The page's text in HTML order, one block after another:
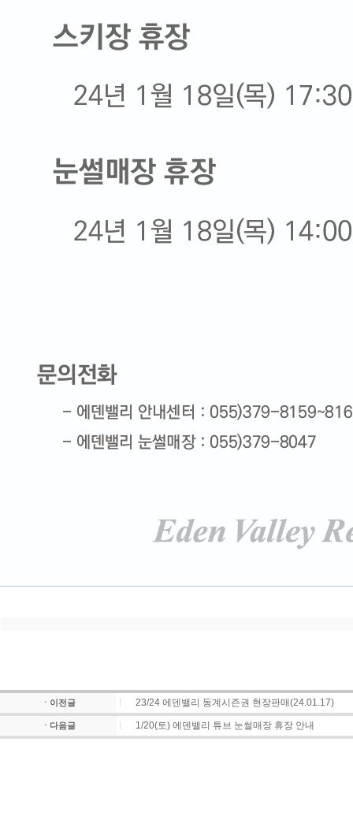
ㆍ이전글 23/24 에덴밸리 동계시즌권 현장판매(24.01.17)
ㆍ다음글 1/20(토) 에덴밸리 튜브 눈썰매장 휴장 안내